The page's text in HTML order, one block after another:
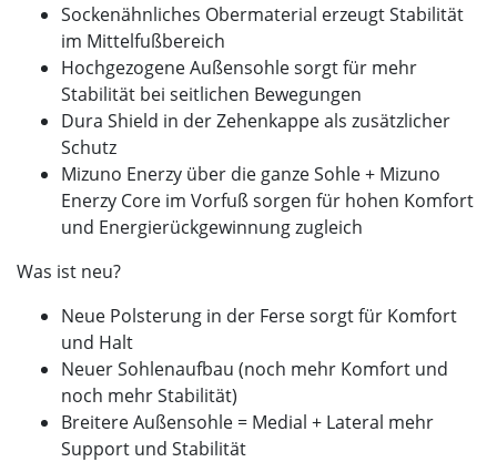
Sockenähnliches Obermaterial erzeugt Stabilität
im Mittelfußbereich
Hochgezogene Außensohle sorgt für mehr
Stabilität bei seitlichen Bewegungen
Dura Shield in der Zehenkappe als zusätzlicher
Schutz
Mizuno Enerzy über die ganze Sohle + Mizuno
Enerzy Core im Vorfuß sorgen für hohen Komfort
und Energierückgewinnung zugleich
Was ist neu?
Neue Polsterung in der Ferse sorgt für Komfort
und Halt
Neuer Sohlenaufbau (noch mehr Komfort und
noch mehr Stabilität)
Breitere Außensohle = Medial + Lateral mehr
Support und Stabilität